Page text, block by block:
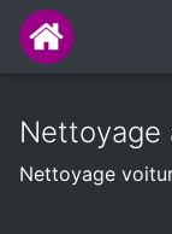
Nettoyage
Nettoyage